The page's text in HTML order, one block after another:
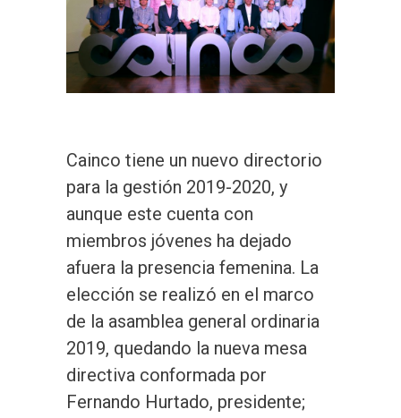
Cainco tiene un nuevo directorio
para la gestión 2019-2020, y
aunque este cuenta con
miembros jóvenes ha dejado
afuera la presencia femenina. La
elección se realizó en el marco
de la asamblea general ordinaria
2019, quedando la nueva mesa
directiva conformada por
Fernando Hurtado, presidente;